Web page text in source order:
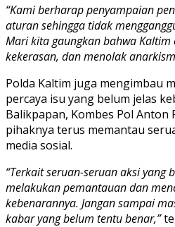
“Kami berharap penyampaian
aturan sehingga tidak
Mari kita gaungkan bahwa
kekerasan, dan menolak
Polda Kaltim juga mengimbau
percaya isu yang belum jelas
Balikpapan, Kombes Pol Anton
pihaknya terus memantau
media sosial.
“Terkait seruan-seruan aksi yang
melakukan pemantauan dan
kebenarannya. Jangan sampai
kabar yang belum tentu benar,”